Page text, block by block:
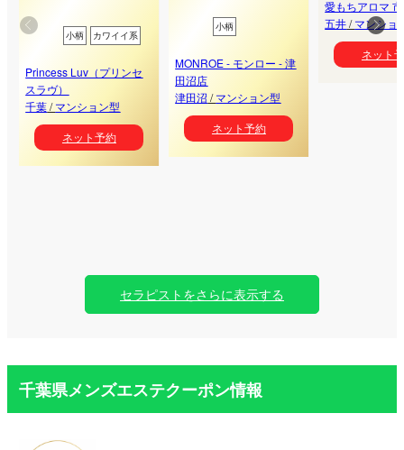
小柄 カワイイ系
Princess Luv（プリンセ
スラヴ）
千葉/マンション型
ネット予約
小柄
MONROE - モンロー - 津
田沼店
津田沼 /マンション型
ネット予約
愛もちアロマ
五井/マンショ
ネット
セラピストをさらに表示する
千葉県メンズエステクーポン情報